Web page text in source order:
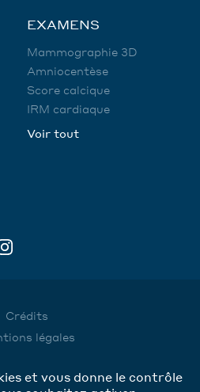
EXAMENS
Mammographie 3D
Amniocentèse
Score calcique
IRM cardiaque
Voir tout
Crédits
légales
Cookieset vous donne le contrôle